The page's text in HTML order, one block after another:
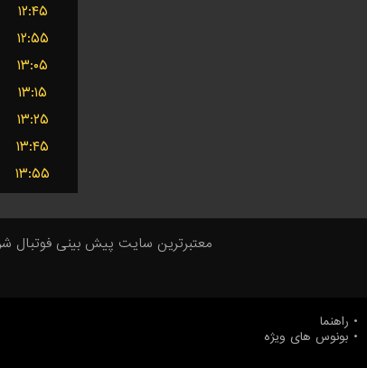
۱۲:۴۵
۱۲:۵۵
۱۳:۰۵
۱۳:۱۵
۱۳:۲۵
۱۳:۴۵
۱۳:۵۵
معتبر‌ترین سایت پیش بینی‌ فوتبال
راهنما
بونوس های ویژه